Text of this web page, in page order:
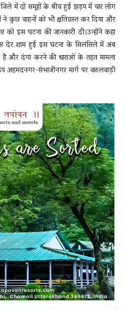
जिले में दो समूहों के बीच हुई झड़प में चार लोग
कुछ वाहनों को भी क्षतिग्रस्त कर दिया और
को इस घटना की जानकारी दी।उन्होंने कहा
देर शाम हुई इस घटना के सिलसिले में अब
है और दंगा करने की धाराओं के तहत मामला
संभाजीनगर मार्ग पर वारुलवाड़ी